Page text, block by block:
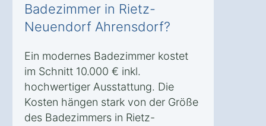
Badezimmer in Rietz-
Neuendorf Ahrensdorf?
Ein modernes Badezimmer kostet
im Schnitt 10.000 € inkl.
hochwertiger Ausstattung. Die
Kosten hängen stark von der Größe
des Badezimmers in Rietz-